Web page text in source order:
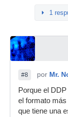
1
#8 por Mr.
Porque el
el formato
que tiene una